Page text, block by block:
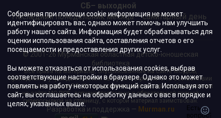
СБ– выходной
Последний понедельник месяца – санитарный день
© 2001-26 Мурманская областная детско-юношеская
библиотека
Все права на материалы, опубликованные на сайте МОДЮБ,
принадлежат учреждению и/или авторам и охраняются в соответствии
с законодательством РФ. Использование материалов, опубликованных
на сайте МОДЮБ, допускается только с обязательной прямой
гиперссылкой на страницу, с которой материал заимствован.
Разработка и поддержка — Murman.ru
Собранная при помощи cookie информация не может
идентифицировать вас, однако может помочь нам улучшить
работу нашего сайта. Информация будет обрабатываться для
оценки использования сайта, составления отчетов о его
посещаемости и предоставления других услуг.
Вы можете отказаться от использования cookies, выбрав
соответствующие настройки в браузере. Однако это может
повлиять на работу некоторых функций сайта. Используя этот
сайт, вы соглашаетесь на обработку данных о вас в порядке и
целях, указанных выше.